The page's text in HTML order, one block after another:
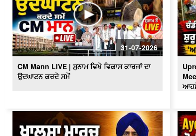
31-07-2026
CM Mann LIVE | ਸੁਨਾਮ ਵਿਖੇ ਵਿਕਾਸ ਕਾਰਜਾਂ ਦਾ
ਉਦਘਾਟਨ ਕਰਦੇ ਸਮੇਂ